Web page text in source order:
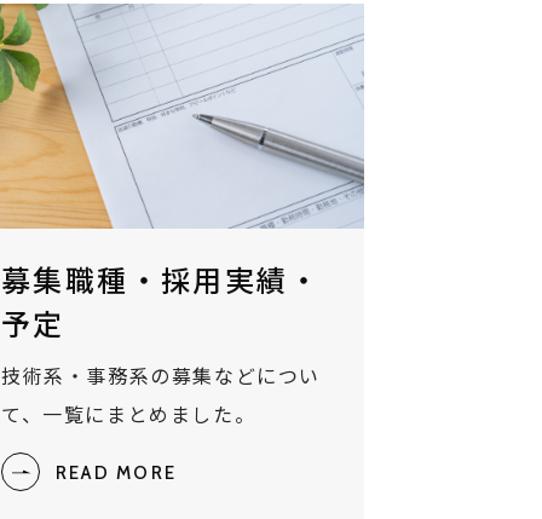
募集職種・採用実績・
予定
技術系・事務系の募集などについ
て、一覧にまとめました。
READ MORE